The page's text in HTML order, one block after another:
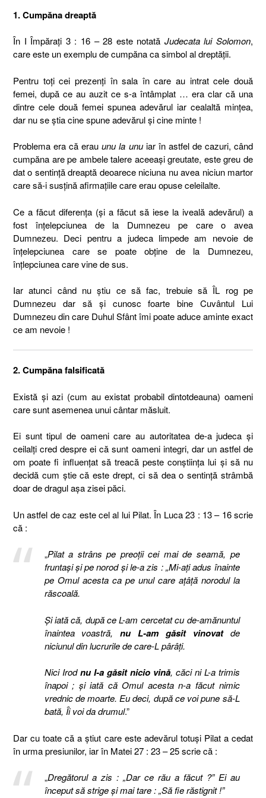
1. Cumpăna dreaptă
În I Împărați 3 : 16 – 28 este notată Judecata lui Solomon,
care este un exemplu de cumpăna ca simbol al dreptății.
Pentru toți cei prezenți în sala în care au intrat cele două
femei, după ce au auzit ce s-a întâmplat … era clar că una
dintre cele două femei spunea adevărul iar cealaltă mințea,
dar nu se știa cine spune adevărul și cine minte !
Problema era că erauunu la unuiar în astfel de cazuri, când
cumpăna are pe ambele talere aceeași greutate, este greu de
dat o sentință dreaptă deoarece niciuna nu avea niciun martor
care să-i susțină afirmațiile care erau opuse celeilalte.
Ce a făcut diferența (și a făcut să iese la iveală adevărul) a
fost înțelepciunea de la Dumnezeu pe care o avea
Dumnezeu. Deci pentru a judeca limpede am nevoie de
înțelepciunea care se poate obține de la Dumnezeu,
înțlepciunea care vine de sus.
Iar atunci când nu știu ce să fac, trebuie să ÎL rog pe
Dumnezeu dar să și cunosc foarte bine Cuvântul Lui
Dumnezeu din care Duhul Sfânt îmi poate aduce aminte exact
ce am nevoie !
2. Cumpăna falsificată
Există și azi (cum au existat probabil dintotdeauna) oameni
care sunt asemenea unui cântar măsluit.
Ei sunt tipul de oameni care au autoritatea de-a judeca și
ceilalți cred despre ei că sunt oameni integri, dar un astfel de
om poate fi influențat să treacă peste conștiința lui și să nu
decidă cum știe că este drept, ci să dea o sentință strâmbă
doar de dragul așa zisei păci.
Un astfel de caz este cel al lui Pilat. În Luca 23 : 13 – 16 scrie
că :
„Pilat a strâns pe preoţii cei mai de seamă, pe
fruntaşi şi pe norod şi le-a zis : „Mi-aţi adus înainte
pe Omul acesta ca pe unul care aţâţă norodul la
răscoală.
Şi iată că, după ce L-am cercetat cu de-amănuntul
înaintea voastră,nu L-am găsit vinovatde
niciunul din lucrurile de care-L pârâţi.
Nici Irodnu I-a găsit nicio vină, căci ni L-a trimis
înapoi ; şi iată că Omul acesta n-a făcut nimic
vrednic de moarte. Eu deci, după ce voi pune să-L
bată, Îi voi da drumul.”
Dar cu toate că a știut care este adevărul totuși Pilat a cedat
în urma presiunilor, iar în Matei 27 : 23 – 25 scrie că :
„Dregătorul a zis : „Dar ce rău a făcut ?” Ei au
început să strige şi mai tare : „Să fie răstignit !”